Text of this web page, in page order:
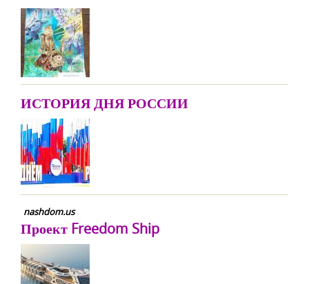
ИСТОРИЯ ДНЯ РОССИИ
nashdom.us
Проект Freedom Ship